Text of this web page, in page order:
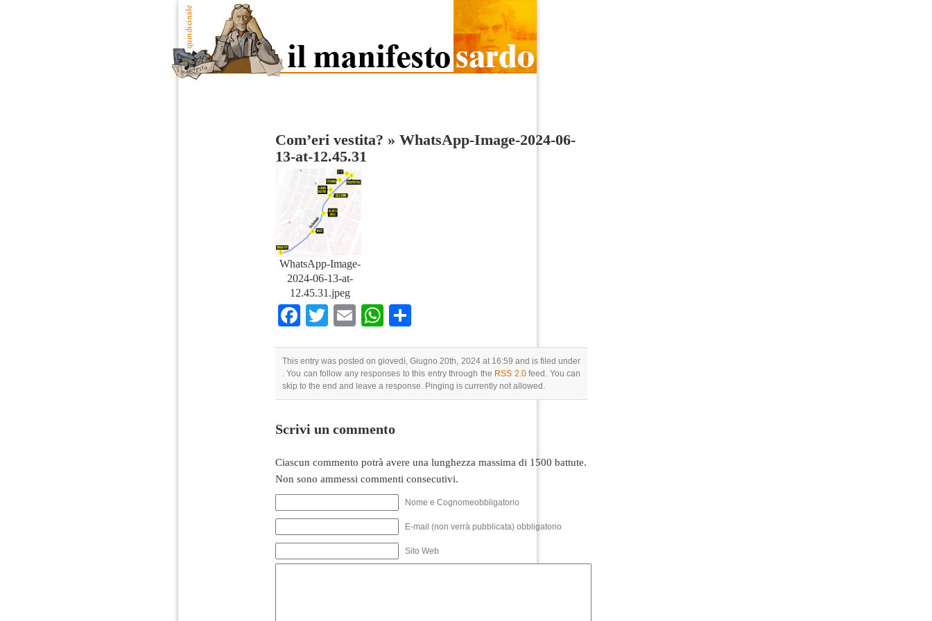
Com’eri vestita? » WhatsApp-Image-2024-06-
13-at-12.45.31
WhatsApp-Image-
2024-06-13-at-
12.45.31.jpeg
Facebook
TwitterEmailWhatsApp
This entry was posted on giovedì, Giugno 20th, 2024 at 16:59 and is filed under
. You can follow any responses to this entry through the RSS 2.0feed. You can
skip to the end and leave a response. Pinging is currently not allowed.
Scrivi un commento
Ciascun commento potrà avere una lunghezza massima di 1500 battute.
Non sono ammessi commenti consecutivi.
Nome e Cognomeobbligatorio
E-mail (non verrà pubblicata) obbligatorio
Sito Web